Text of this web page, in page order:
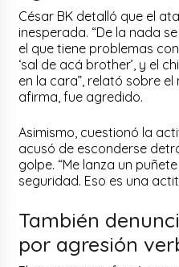
César BK detalló que el
inesperada. “De la nada
el que tiene problemas con
‘sal de acá brother’, y el
en la cara”, relató sobre
afirma, fue agredido.
Asimismo, cuestionó la
acusó de esconderse
golpe. “Me lanza un
seguridad. Eso es una
También
por agresión